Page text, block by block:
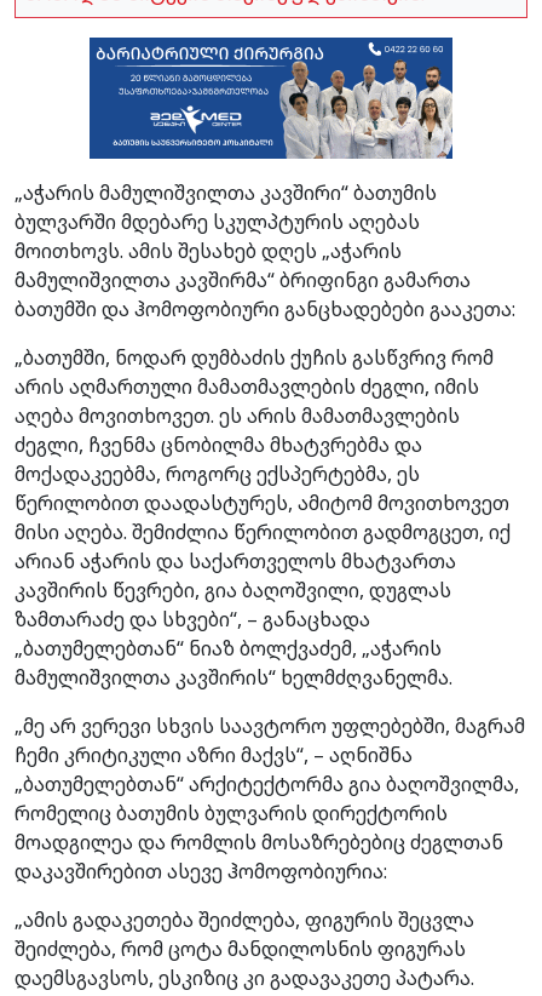
„აჭარის მამულიშვილთა კავშირი“ ბათუმის
ბულვარში მდებარე სკულპტურის აღებას
მოითხოვს. ამის შესახებ დღეს „აჭარის
მამულიშვილთა კავშირმა“ ბრიფინგი გამართა
ბათუმში და ჰომოფობიური განცხადებები გააკეთა:
„ბათუმში, ნოდარ დუმბაძის ქუჩის გასწვრივ რომ
არის აღმართული მამათმავლების ძეგლი, იმის
აღება მოვითხოვეთ. ეს არის მამათმავლების
ძეგლი, ჩვენმა ცნობილმა მხატვრებმა და
მოქადაკეებმა, როგორც ექსპერტებმა, ეს
წერილობით დაადასტურეს, ამიტომ მოვითხოვეთ
მისი აღება. შემიძლია წერილობით გადმოგცეთ, იქ
არიან აჭარის და საქართველოს მხატვართა
კავშირის წევრები, გია ბაღოშვილი, დუგლას
ზამთარაძე და სხვები“, – განაცხადა
„ბათუმელებთან“ ნიაზ ბოლქვაძემ, „აჭარის
მამულიშვილთა კავშირის“ ხელმძღვანელმა.
„მე არ ვერევი სხვის საავტორო უფლებებში, მაგრამ
ჩემი კრიტიკული აზრი მაქვს“, – აღნიშნა
„ბათუმელებთან“ არქიტექტორმა გია ბაღოშვილმა,
რომელიც ბათუმის ბულვარის დირექტორის
მოადგილეა და რომლის მოსაზრებებიც ძეგლთან
დაკავშირებით ასევე ჰომოფობიურია:
„ამის გადაკეთება შეიძლება, ფიგურის შეცვლა
შეიძლება, რომ ცოტა მანდილოსნის ფიგურას
დაემსგავსოს, ესკიზიც კი გადავაკეთე პატარა.